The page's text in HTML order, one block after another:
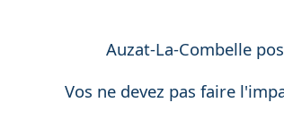
Auzat-La-Combelle
Vos ne devez pas faire